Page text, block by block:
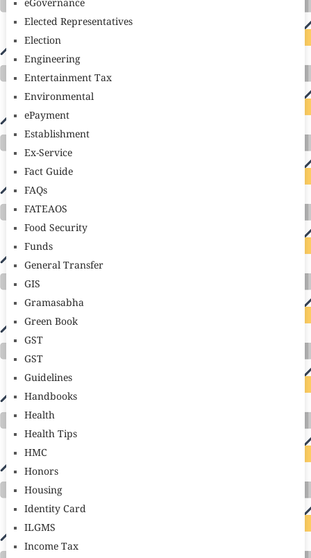
eGovernance
Elected Representatives
Election
Engineering
Entertainment Tax
Environmental
ePayment
Establishment
Ex-Service
Fact Guide
FAQs
FATEAOS
Food Security
Funds
General Transfer
GIS
Gramasabha
Green Book
GST
GST
Guidelines
Handbooks
Health
Health Tips
HMC
Honors
Housing
Identity Card
ILGMS
Income Tax